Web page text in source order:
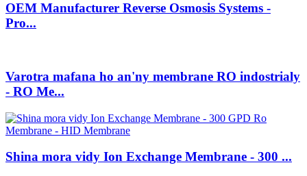
OEM Manufacturer Reverse Osmosis Systems -
Pro...
Varotra mafana ho an'ny membrane RO indostrialy
- RO Me...
Shina mora vidy Ion Exchange Membrane - 300 ...